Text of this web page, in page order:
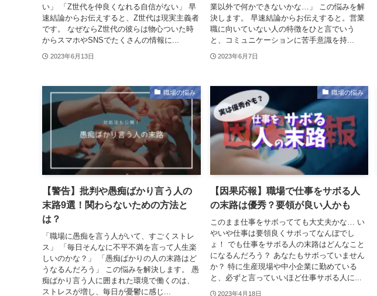
い」 「Z世代を仲良くなれる自信がない」 早
速結論からお伝えすると、Z世代は現実主義者
です。 なぜならZ世代の彼らは物心ついた時
からスマホやSNSでたくさんの情報に...
2023年6月13日
業以外で何かできないかな…」 この悩みを解
決します。 早速結論からお伝えすると。営業
職に向いていない人の特徴をひと言でいう
と、コミュニケーションに苦手意識を持...
2023年6月7日
職場の悩み
【警告】批判や愚痴ばかり言う人の
末路9選！関わらないための方法と
は？
「職場に愚痴を言う人がいて、すごくストレ
ス」 「毎日そんなに不平不満を言って人生楽
しいのかな？」 「愚痴ばかりの人の末路はど
うなるんだろう」 この悩みを解決します。 愚
痴ばかり言う人に囲まれた環境で働くのは、
ストレスが増し、毎日が憂鬱に感じ...
職場の悩み
【因果応報】職場で仕事をサボる人
の末路は優秀？要領が良い人かも
このまま仕事をサボってても大丈夫かな… い
やいや仕事は要領良くサボってなんぼでし
ょ！ でも仕事をサボる人の末路はどんなこと
になるんだろう？ あなたもサボっていません
か？ 特に生産現場や中小企業に勤めている
と、必ずと言っていいほど仕事サボる人に...
2023年4月18日